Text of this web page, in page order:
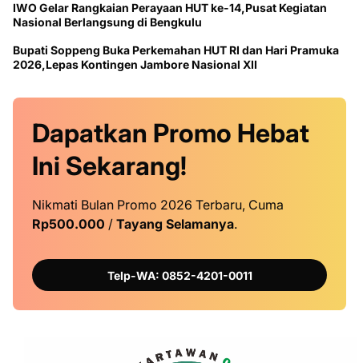
IWO Gelar Rangkaian Perayaan HUT ke-14,Pusat Kegiatan
Nasional Berlangsung di Bengkulu
Bupati Soppeng Buka Perkemahan HUT RI dan Hari Pramuka
2026,Lepas Kontingen Jambore Nasional XII
Dapatkan Promo Hebat
Ini Sekarang!
Nikmati Bulan Promo 2026 Terbaru, Cuma
Rp500.000 / Tayang Selamanya.
Telp-WA: 0852-4201-0011